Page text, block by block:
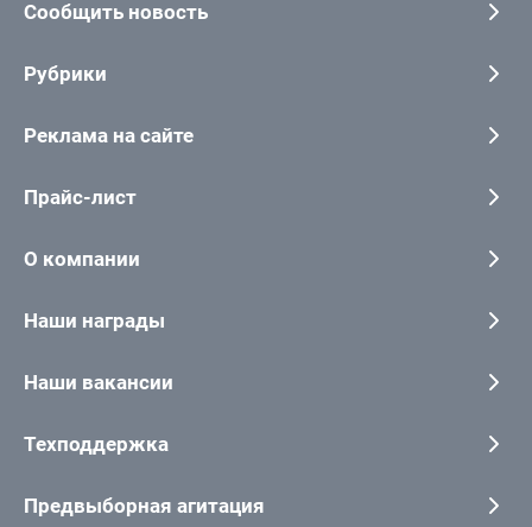
Сообщить новость
Рубрики
Реклама на сайте
Прайс-лист
О компании
Наши награды
Наши вакансии
Техподдержка
Предвыборная агитация